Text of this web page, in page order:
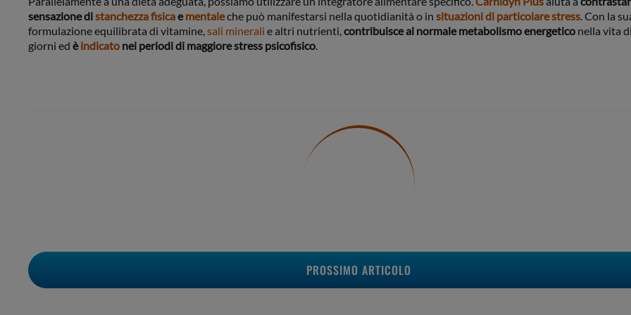
sensazione distanchezza fisicaementaleche può manifestarsi nella quotidianità o in situazioni di particolare stress. Con la
formulazione equilibrata di vitamine,sali minerali e altri nutrienti,contribuisce al normale metabolismo energetico nella vita
giorni ed èindicato nei periodi di maggiore stress psicofisico.
PROSSIMO ARTICOLO